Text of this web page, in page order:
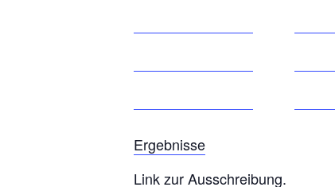
Ergebnisse
Link zur Ausschreibung.